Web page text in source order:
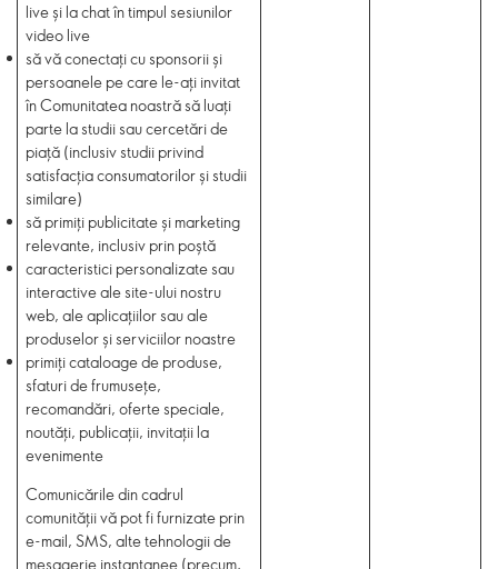
live și la chat în timpul sesiunilor
video live
să vă conectați cu sponsorii și
persoanele pe care le-ați invitat
în Comunitatea noastră să luați
parte la studii sau cercetări de
piață (inclusiv studii privind
satisfacția consumatorilor și studii
similare)
să primiți publicitate și marketing
relevante, inclusiv prin poștă
caracteristici personalizate sau
interactiveale site-ului nostru
web, ale aplicațiilor sau ale
produselor și serviciilor noastre
primiți cataloage de produse,
sfaturi de frumusețe,
recomandări, oferte speciale,
noutăți, publicații, invitații la
evenimente
Comunicările din cadrul
comunității vă pot fi furnizate prin
e-mail, SMS, alte tehnologii de
mesagerie instantanee (precum,